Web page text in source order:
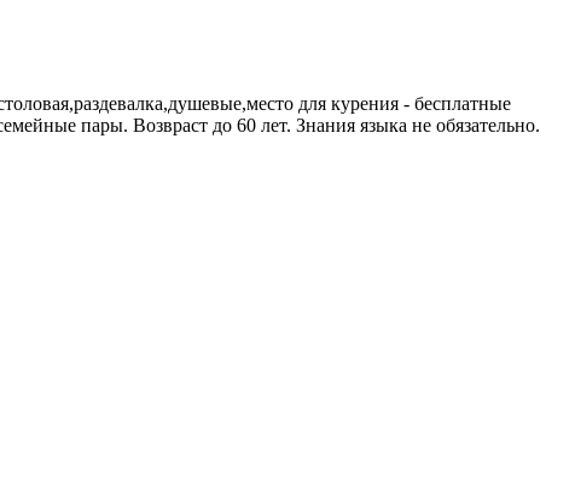
для курения - бесплатные
пары. Возвраст до 60 лет. Знания языка не обязательно.